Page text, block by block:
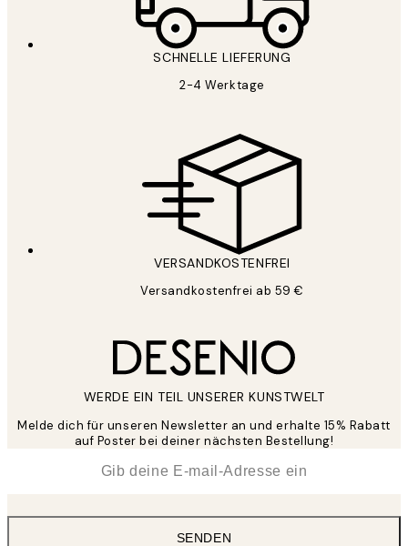
SCHNELLE LIEFERUNG
2-4 Werktage
VERSANDKOSTENFREI
Versandkostenfrei ab 59 €
WERDE EIN TEIL UNSERER KUNSTWELT
Melde dich für unseren Newsletter an und erhalte 15% Rabatt
auf Poster bei deiner nächsten Bestellung!
SENDEN